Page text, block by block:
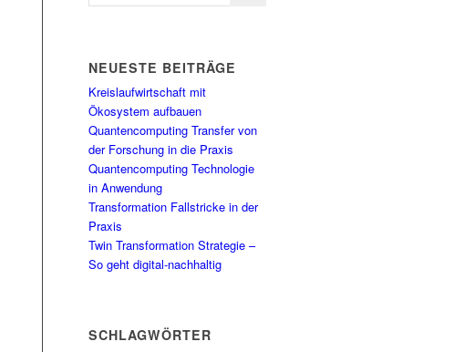
NEUESTE BEITRÄGE
Kreislaufwirtschaft mit
Ökosystem aufbauen
Quantencomputing Transfer von
der Forschung in die Praxis
Quantencomputing Technologie
in Anwendung
Transformation Fallstricke in der
Praxis
Twin Transformation Strategie –
So geht digital-nachhaltig
SCHLAGWÖRTER